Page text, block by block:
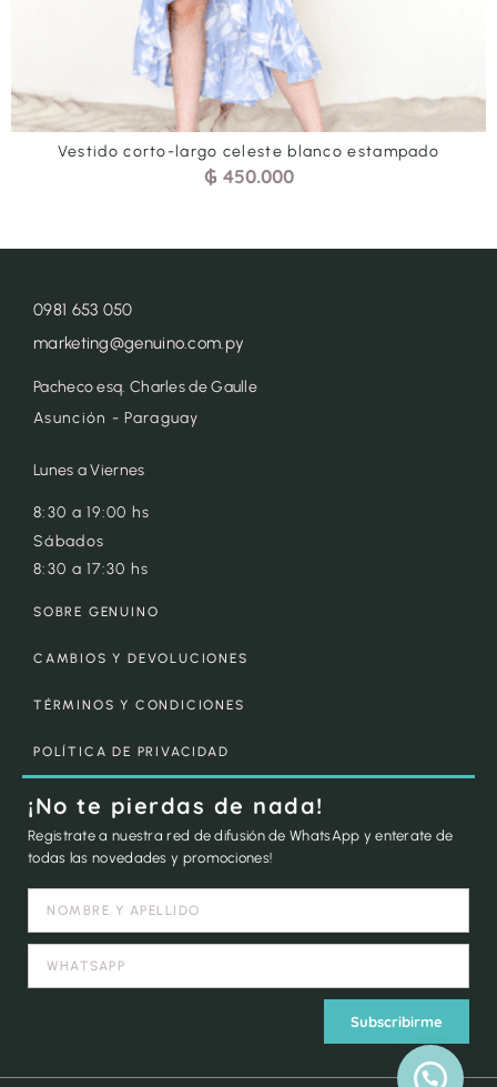
Vestido corto-largo celeste blanco estampado
₲ 450.000
0981 653 050
marketing@genuino.com.py
Pacheco esq. Charles de Gaulle
Asunción - Paraguay
Lunes a Viernes
8:30 a 19:00 hs
Sábados
8:30 a 17:30 hs
SOBRE GENUINO
CAMBIOS Y DEVOLUCIONES
TÉRMINOS Y CONDICIONES
POLÍTICA DE PRIVACIDAD
¡No te pierdas de nada!
Registrate a nuestra red de difusión de WhatsApp y enterate de
todas las novedades y promociones!
Subscribirme